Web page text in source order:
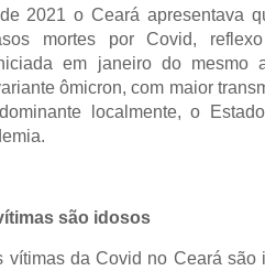
2021 o Ceará apresentava
mortes por Covid,
em janeiro do mesmo
ômicron, com maior
localmente, o
são idosos
vítimas da Covid no Ceará são